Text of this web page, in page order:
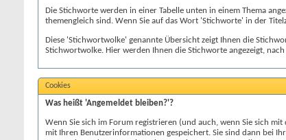
Die Stichworte werden in einer Tabelle unten in einem Thema
themengleich sind. Wenn Sie auf das Wort 'Stichworte' in der
Diese 'Stichwortwolke' genannte Übersicht zeigt Ihnen die
Stichwortwolke. Hier werden Ihnen die Stichworte angezeigt,
Cookies
Was heißt 'Angemeldet bleiben?'?
Wenn Sie sich im Forum registrieren (und auch, wenn Sie sich
mit Ihren Benutzerinformationen gespeichert. Sie sind dann bei